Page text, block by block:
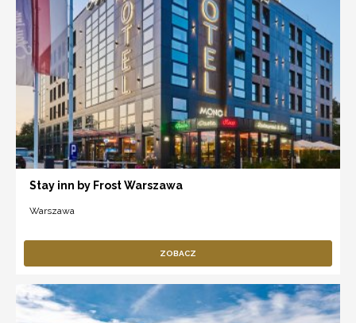
Stay inn by Frost Warszawa
Warszawa
ZOBACZ